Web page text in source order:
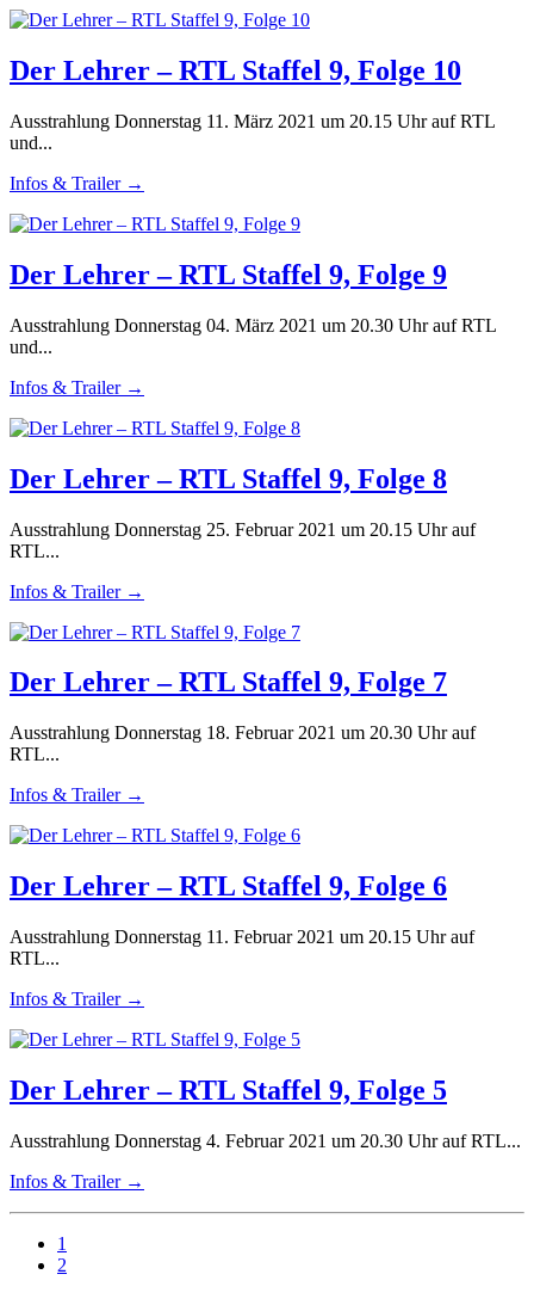
Der Lehrer – RTL Staffel 9, Folge 10
Ausstrahlung Donnerstag 11. März 2021 um 20.15 Uhr auf RTL
und...
Infos & Trailer →
Der Lehrer – RTL Staffel 9, Folge 9
Ausstrahlung Donnerstag 04. März 2021 um 20.30 Uhr auf RTL
und...
Infos & Trailer →
Der Lehrer – RTL Staffel 9, Folge 8
Ausstrahlung Donnerstag 25. Februar 2021 um 20.15 Uhr auf
RTL...
Infos & Trailer →
Der Lehrer – RTL Staffel 9, Folge 7
Ausstrahlung Donnerstag 18. Februar 2021 um 20.30 Uhr auf
RTL...
Infos & Trailer →
Der Lehrer – RTL Staffel 9, Folge 6
Ausstrahlung Donnerstag 11. Februar 2021 um 20.15 Uhr auf
RTL...
Infos & Trailer →
Der Lehrer – RTL Staffel 9, Folge 5
Ausstrahlung Donnerstag 4. Februar 2021 um 20.30 Uhr auf RTL...
Infos & Trailer →
1
2